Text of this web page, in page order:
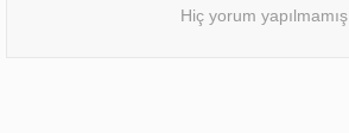
Hiç yorum yapılmamış.